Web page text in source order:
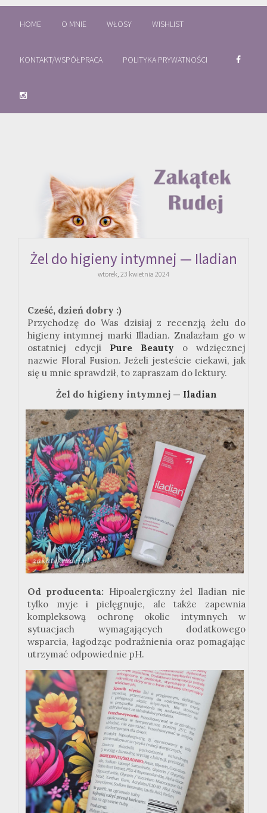
HOME O MNIE WŁOSY WISHLIST
KONTAKT/WSPÓŁPRACA POLITYKA PRYWATNOŚCI
Żel do higieny intymnej — Iladian
wtorek, 23 kwietnia 2024
Cześć, dzień dobry :)
Przychodzę do Was dzisiaj z recenzją żelu do
higieny intymnej marki Illadian. Znalazłam go w
ostatniej edycji Pure Beauty o wdzięcznej
nazwie Floral Fusion. Jeżeli jesteście ciekawi, jak
się u mnie sprawdził, to zapraszam do lektury.
Żel do higieny intymnej — Iladian
Od producenta: Hipoalergiczny żel Iladian nie
tylko myje i pielęgnuje, ale także zapewnia
kompleksową ochronę okolic intymnych w
sytuacjach wymagających dodatkowego
wsparcia, łagodząc podrażnienia oraz pomagając
utrzymać odpowiednie pH.